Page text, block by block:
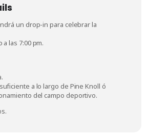
un drop-in para celebrar la
a las 7:00 pm.
a lo largo de Pine Knoll ó
del campo deportivo.